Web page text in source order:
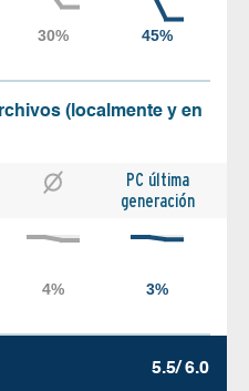
(localmente y en
PC última
generación
5.5/ 6.0